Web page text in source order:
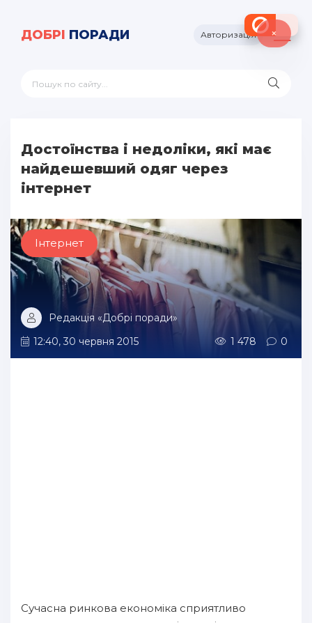
ДОБРІ ПОРАДИ Авторизація
Достоїнства і недоліки, які має
найдешевший одяг через
інтернет
Інтернет
Редакція «Добрі поради»
12:40, 30 червня 2015
1 478 0
Сучасна ринкова економіка сприятливо
×